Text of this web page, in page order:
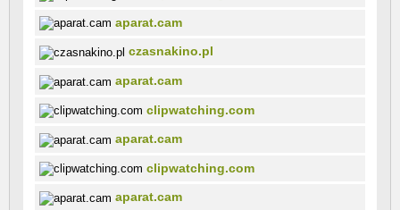
aparat.cam
czasnakino.pl
aparat.cam
clipwatching.com
aparat.cam
clipwatching.com
aparat.cam